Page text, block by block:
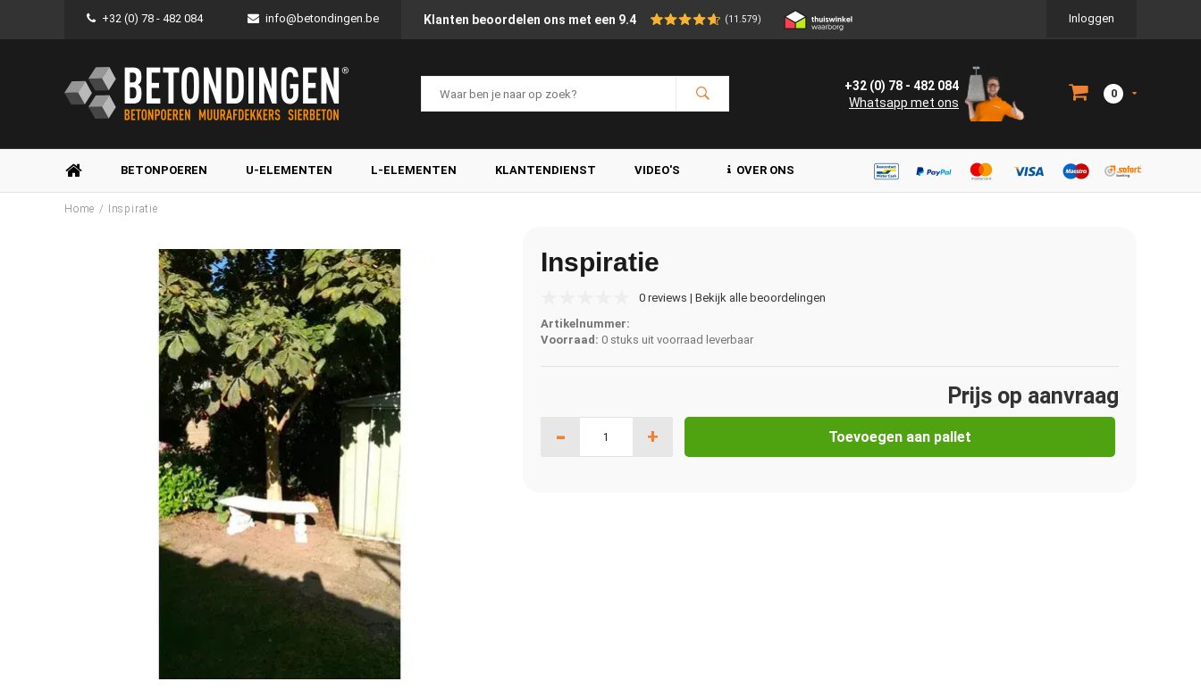
+32 (0) 78 - 482 084 info@betondingen.be Klanten beoordelen ons met een 9.4 (11.579) Inloggen
+32 (0) 78 - 482 084
Whatsapp met ons
0
BETONPOEREN U-ELEMENTEN L-ELEMENTEN KLANTENDIENST VIDEO'S OVER ONS
Home / Inspiratie
Inspiratie
0 reviews | Bekijk alle beoordelingen
Artikelnummer:
Voorraad: 0 stuks uit voorraad leverbaar
Prijs op aanvraag
- + Toevoegen aan pallet